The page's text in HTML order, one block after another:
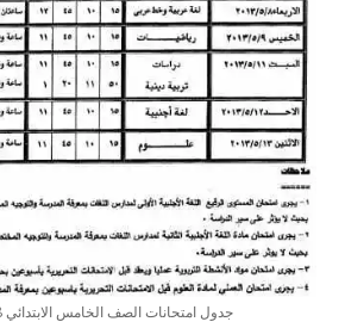
جدول امتحانات الصف الخامس الابتدائي 2018 اسيوط